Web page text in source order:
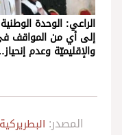
الراعي: الوحدة
إلى أي من المواقف في
والإقليميّة وعدم
المصدر: